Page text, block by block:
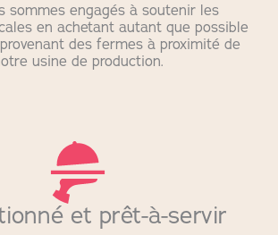
sommes engagés à soutenir les
en achetant autant que possible
des fermes à proximité de
usine de production.
et prêt-à-servir